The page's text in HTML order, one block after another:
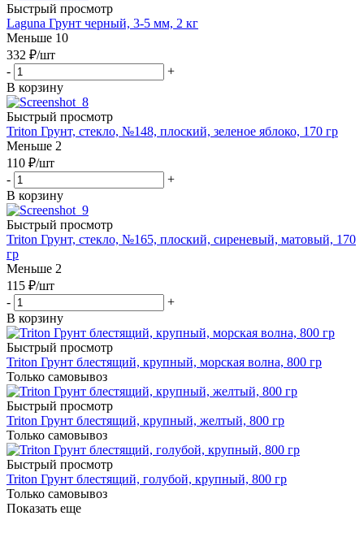
Быстрый просмотр
Laguna Грунт черный, 3-5 мм, 2 кг
Меньше 10
332 ₽/шт
-
+
В корзину
Быстрый просмотр
Triton Грунт, стекло, №148, плоский, зеленое яблоко, 170 гр
Меньше 2
110 ₽/шт
-
+
В корзину
Быстрый просмотр
Triton Грунт, стекло, №165, плоский, сиреневый, матовый, 170
гр
Меньше 2
115 ₽/шт
-
+
В корзину
Быстрый просмотр
Triton Грунт блестящий, крупный, морская волна, 800 гр
Только самовывоз
Быстрый просмотр
Triton Грунт блестящий, крупный, желтый, 800 гр
Только самовывоз
Быстрый просмотр
Triton Грунт блестящий, голубой, крупный, 800 гр
Только самовывоз
Показать еще